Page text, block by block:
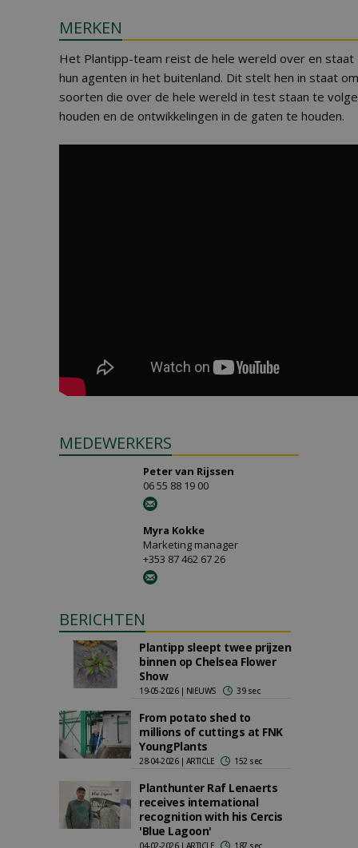
MERKEN
Het Plantipp-team reist de hele wereld over en
hun agenten in het buitenland. Dit stelt hen in staat
soorten die over de hele wereld in test staan te
houden en de ontwikkelingen in de gaten te houden.
MEDEWERKERS
Peter van Rijssen
06 55 88 19 00
Myra Kokke
Marketing manager
+353 87 462 67 26
BERICHTEN
Plantipp sleept twee prijzen
binnen op Chelsea Flower
Show
19-05-2026 | NIEUWS 39 sec
From potato shed to
millions of cuttings at FNK
YoungPlants
28-04-2026 | ARTICLE 152 sec
Planthunter Raf Lenaerts
receives international
recognition with his Cercis
'Blue Lagoon'
04-02-2026 | ARTICLE 187 sec